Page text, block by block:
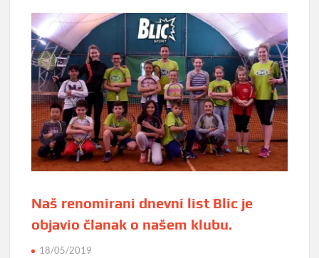
Naš renomirani dnevni list Blic je
objavio članak o našem klubu.
18/05/2019